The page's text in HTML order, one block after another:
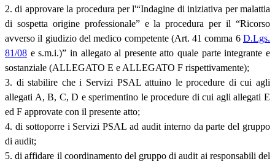
2. di approvare la procedura per l'“Indagine di iniziativa per malattia
di sospetta origine professionale” e la procedura per il “Ricorso
avverso il giudizio del medico competente (Art. 41 comma 6 D.Lgs.
81/08 e s.m.i.)” in allegato al presente atto quale parte integrante e
sostanziale (ALLEGATO E e ALLEGATO F rispettivamente);
3. di stabilire che i Servizi PSAL attuino le procedure di cui agli
allegati A, B, C, D e sperimentino le procedure di cui agli allegati E
ed F approvate con il presente atto;
4. di sottoporre i Servizi PSAL ad audit interno da parte del gruppo
di audit;
5. di affidare il coordinamento del gruppo di audit ai responsabili del